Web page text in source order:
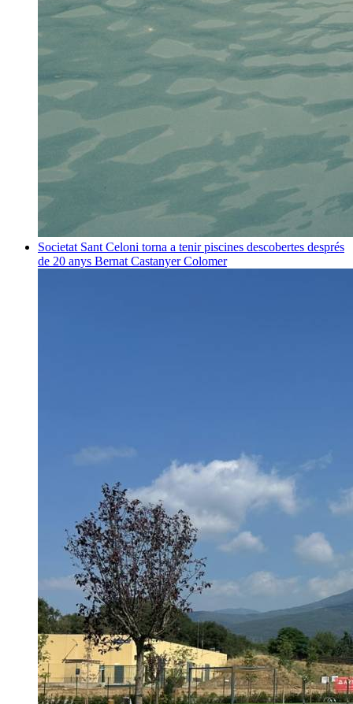
Societat Sant Celoni torna a tenir piscines descobertes després
de 20 anys Bernat Castanyer Colomer